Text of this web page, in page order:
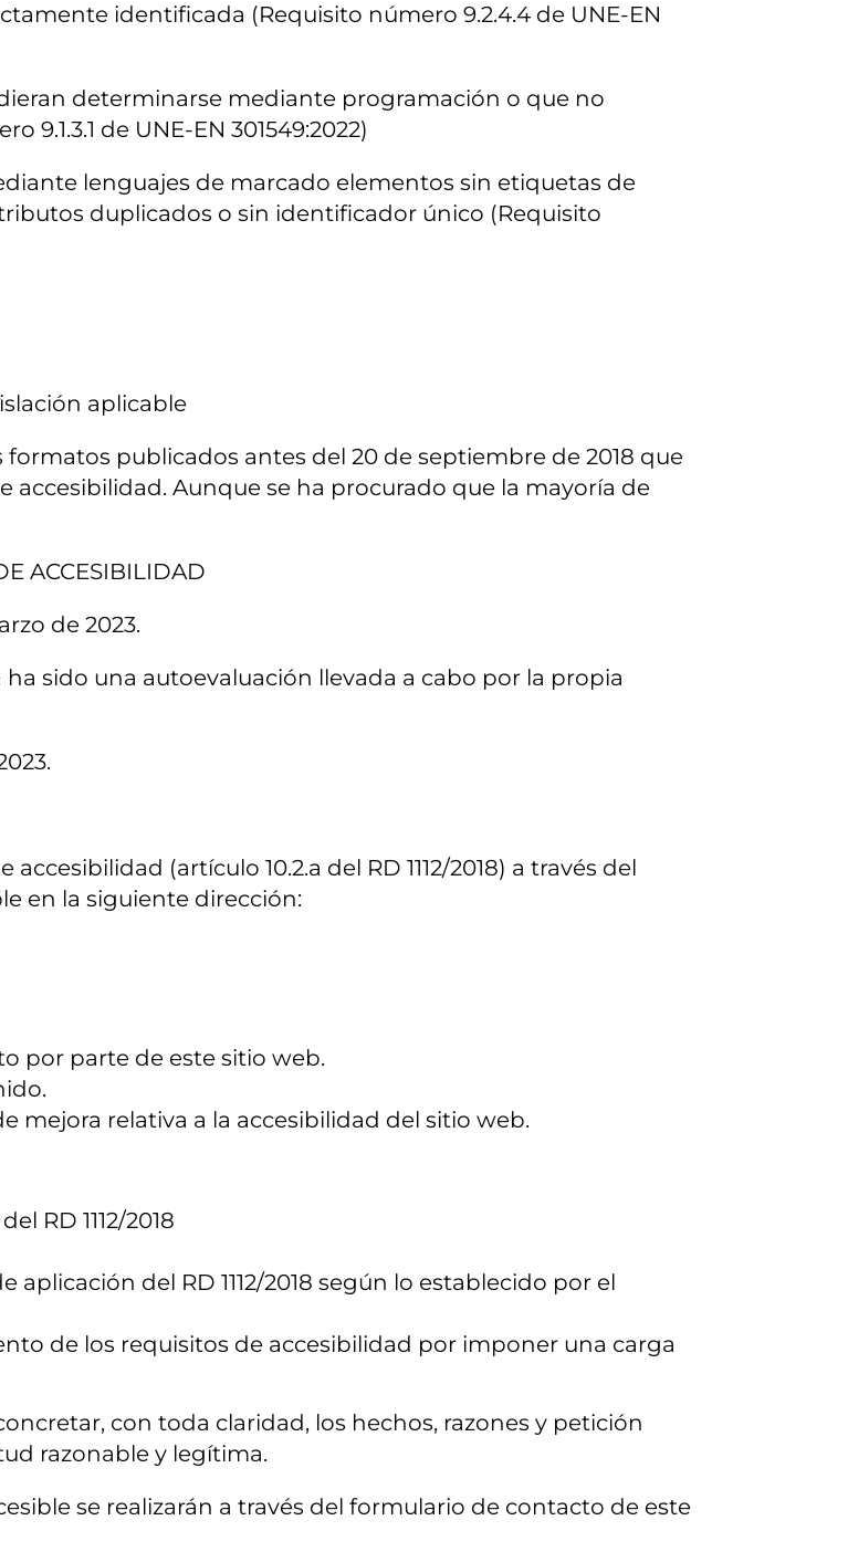
identificada (Requisito número 9.2.4.4 de UNE-EN
determinarse mediante programación o que no
de UNE-EN 301549:2022)
lenguajes de marcado elementos sin etiquetas de
duplicados o sin identificador único (Requisito
aplicable
publicados antes del 20 de septiembre de 2018 que
Aunque se ha procurado que la mayoría de
ACCESIBILIDAD
de 2023.
sido una autoevaluación llevada a cabo por la propia
(artículo 10.2.a del RD 1112/2018) a través del
en la siguiente dirección:
por parte de este sitio web.
mejora relativa a la accesibilidad del sitio web.
RD 1112/2018
del RD 1112/2018 según lo establecido por el
de los requisitos de accesibilidad por imponer una carga
con toda claridad, los hechos, razones y petición
razonable y legítima.
se realizarán a través del formulario de contacto de este